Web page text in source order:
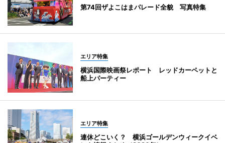
第74回ザよこはまパレード全貌 写真特集
エリア特集
横浜国際映画祭レポート レッドカーペットと
船上パーティー
エリア特集
連休どこいく？ 横浜ゴールデンウィークイベ